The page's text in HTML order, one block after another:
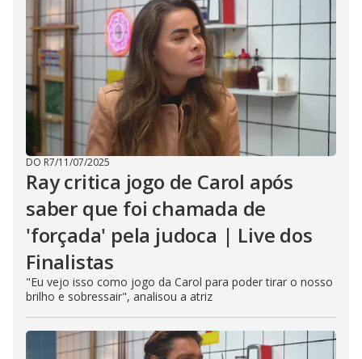
DO R7/11/07/2025
Ray critica jogo de Carol após
saber que foi chamada de
'forçada' pela judoca | Live dos
Finalistas
"Eu vejo isso como jogo da Carol para poder tirar o nosso
brilho e sobressair", analisou a atriz